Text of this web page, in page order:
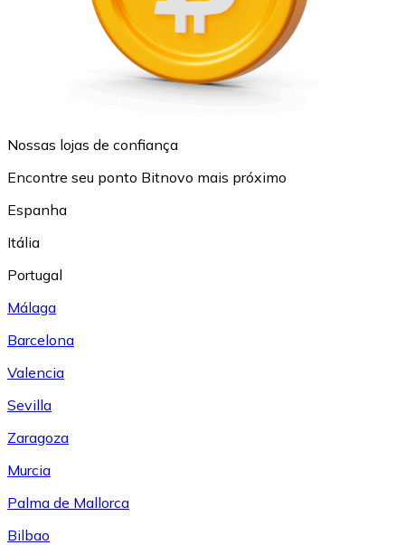
Nossas lojas de confiança
Encontre seu ponto Bitnovo mais próximo
Espanha
Itália
Portugal
Málaga
Barcelona
Valencia
Sevilla
Zaragoza
Murcia
Palma de Mallorca
Bilbao